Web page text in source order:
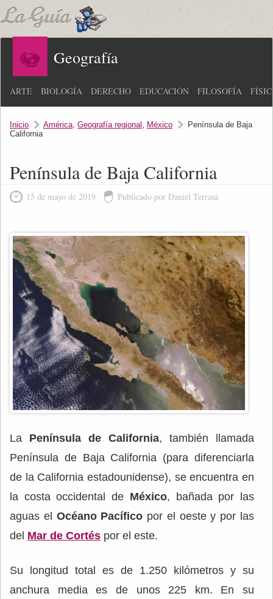
Geografía
ARTE BIOLOGÍA DERECHO EDUCACIÓN FILOSOFÍA
Inicio América, Geografía regional , México
Península de Baja
California
Península de Baja California
15 de mayo de 2019 Publicado por Daniel Terrasa
La Península de California, también llamada
Península de Baja California (para diferenciarla
de la California estadounidense), se encuentra en
la costa occidental de México, bañada por las
aguas el Océano Pacífico por el oeste y por las
del Mar de Cortés por el este.
Su longitud total es de 1.250 kilómetros y su
anchura media es de unos 225 km. En su